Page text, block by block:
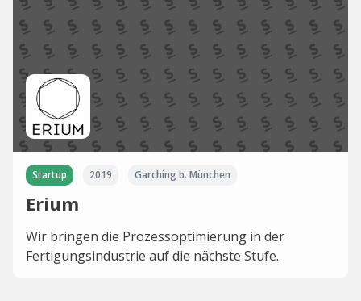
Startup 2019 Garching b. München
Erium
Wir bringen die Prozessoptimierung in der
Fertigungsindustrie auf die nächste Stufe.